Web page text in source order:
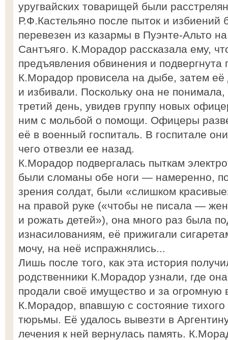
уругвайских товарищей были
Р.Ф.Кастельяно после пыток и
перевезен из казармы в Пуэнте-Альто
Сантъяго. К.Морадор рассказала ему,
предъявления обвинения и
К.Морадор провисела на дыбе, затем её
и избивали. Поскольку она не понимала,
третий день, увидев группу новых
ним с мольбой о помощи. Офицеры
её в военный госпиталь. В госпитале
чего отвезли ее назад.
К.Морадор подвергалась пыткам
были сломаны обе ноги — намеренно,
зрения солдат, были «слишком
на правой руке («чтобы не писала —
и рожать детей»), она много раз была
изнасилованиям, её прижигали
мочу, на неё испражнялись...
Лишь после того, как эта история
родственники К.Морадор узнали, где
продали своё имущество и за огромную
К.Морадор, впавшую с состояние
тюрьмы. Её удалось вывезти в
лечения к ней вернулась память.